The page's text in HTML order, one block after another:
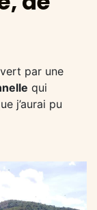
par une
qui
j’aurai pu